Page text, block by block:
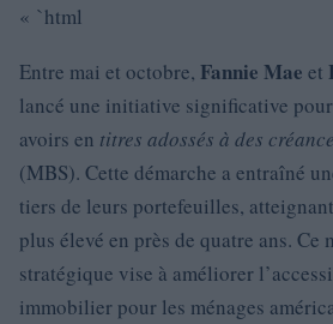
« `html
Entre mai et octobre, Fannie Mae et
lancé une initiative significative
avoirs en titres adossés à des
(MBS). Cette démarche a entraîné
tiers de leurs portefeuilles,
plus élevé en près de quatre ans. Ce
stratégique vise à améliorer
immobilier pour les ménages